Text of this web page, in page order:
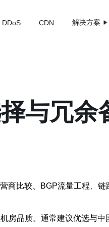
DDoS CDN 解决方案
与冗余
商比较、BGP流量工程、
品质。通常建议优选与中